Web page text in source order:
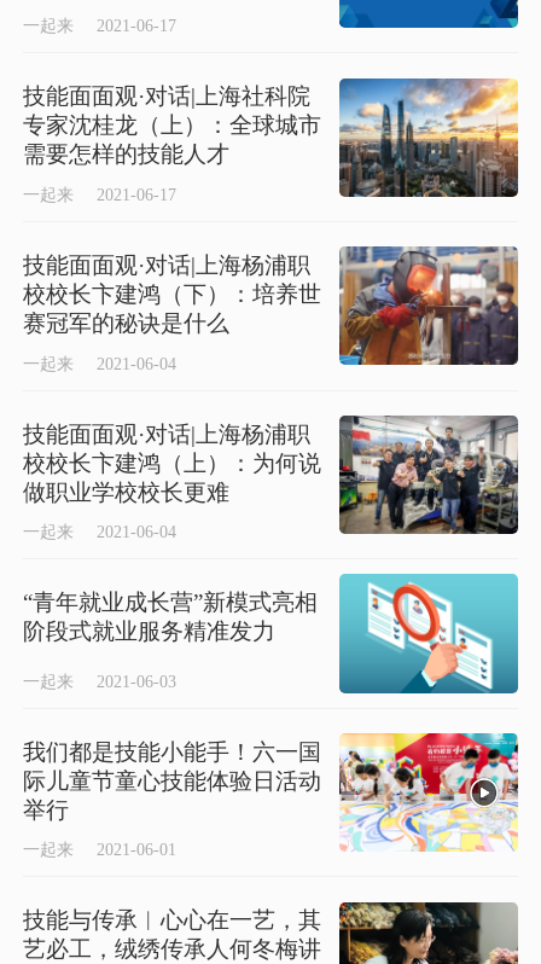
一起来 2021-06-17
技能面面观·对话|上海社科院
专家沈桂龙（上）：全球城市
需要怎样的技能人才
一起来 2021-06-17
技能面面观·对话|上海杨浦职
校校长卞建鸿（下）：培养世
赛冠军的秘诀是什么
一起来 2021-06-04
技能面面观·对话|上海杨浦职
校校长卞建鸿（上）：为何说
做职业学校校长更难
一起来 2021-06-04
“青年就业成长营”新模式亮相
阶段式就业服务精准发力
一起来 2021-06-03
我们都是技能小能手！六一国
际儿童节童心技能体验日活动
举行
一起来 2021-06-01
技能与传承︱心心在一艺，其
艺必工，绒绣传承人何冬梅讲